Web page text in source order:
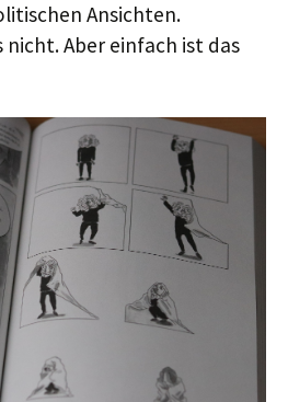
Ansichten.
nicht. Aber einfach ist das